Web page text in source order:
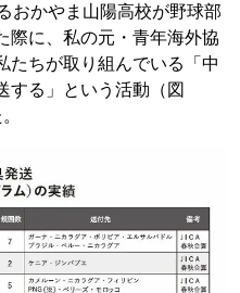
おかやま山陽高校が野球部
際に、私の元・青年海外協
たちが取り組んでいる「中
する」という活動（図